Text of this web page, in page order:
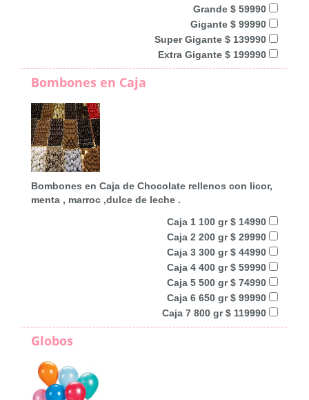
Grande $ 59990
Gigante $ 99990
Super Gigante $ 139990
Extra Gigante $ 199990
Bombones en Caja
Bombones en Caja de Chocolate rellenos con licor,
menta , marroc ,dulce de leche .
Caja 1 100 gr $ 14990
Caja 2 200 gr $ 29990
Caja 3 300 gr $ 44990
Caja 4 400 gr $ 59990
Caja 5 500 gr $ 74990
Caja 6 650 gr $ 99990
Caja 7 800 gr $ 119990
Globos